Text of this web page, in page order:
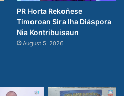
PR Horta Rekoñese
Timoroan Sira Iha Diáspora
Nia Kontribuisaun
August 5, 2026